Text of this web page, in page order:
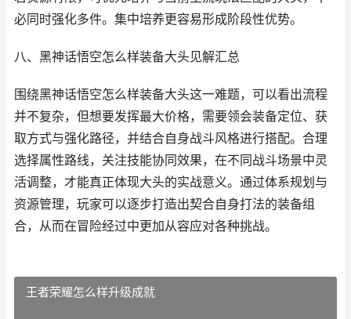
必同时强化多件。集中培养更容易形成阶段性优势。
八、黑神话悟空怎么样装备大头见解汇总
围绕黑神话悟空怎么样装备大头这一难题，可以看出流程
并不复杂，但想要发挥最大价格，需要领会装备定位、获
取方式与强化路径，并结合自身战斗风格进行搭配。合理
选择属性路线，关注技能协同效果，在不同战斗场景中灵
活调整，才能真正体现大头的实战意义。通过体系规划与
资源管理，玩家可以逐步打造出契合自身打法的装备组
合，从而在冒险经过中更加从容应对各种挑战。
王者荣耀怎么样升级成就